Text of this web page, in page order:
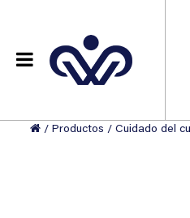
/ Productos / Cuidado del